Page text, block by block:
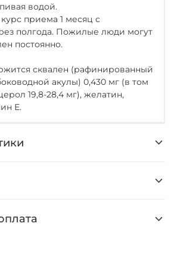
водой.
приема 1 месяц с
полгода. Пожилые люди могут
постоянно.
сквален (рафинированный
акулы) 0,430 мг (в том
19,8-28,4 мг), желатин,
Е.